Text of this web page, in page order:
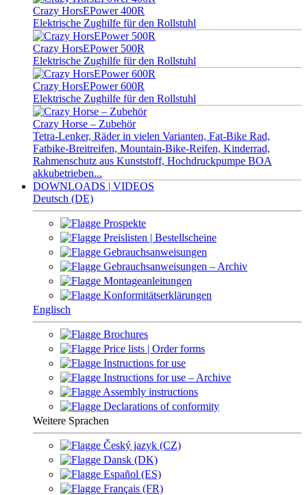
Crazy HorsEPower 400R
Elektrische Zughilfe für den Rollstuhl
Crazy HorsEPower 500R
Elektrische Zughilfe für den Rollstuhl
Crazy HorsEPower 600R
Elektrische Zughilfe für den Rollstuhl
Crazy Horse – Zubehör
Tetra-Lenker, Räder in vielen Varianten, Fat-Bike Rad,
Fatbike-Breitreifen, Mountain-Bike-Reifen, Kinderrad,
Rahmenschutz aus Kunststoff, Hochdruckpumpe BOA
akkubetrieben...
DOWNLOADS | VIDEOS
Deutsch (DE)
Prospekte
Preislisten | Bestellscheine
Gebrauchsanweisungen
Gebrauchsanweisungen – Archiv
Montageanleitungen
Konformitätserklärungen
Englisch
Brochures
Price lists | Order forms
Instructions for use
Instructions for use – Archive
Assembly instructions
Declarations of conformity
Weitere Sprachen
Český jazyk (CZ)
Dansk (DK)
Español (ES)
Français (FR)